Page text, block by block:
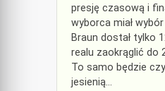
presję czasową i
wyborca miał
Braun dostał tylko
realu zaokrąglić do
To samo będzie
jesienią…